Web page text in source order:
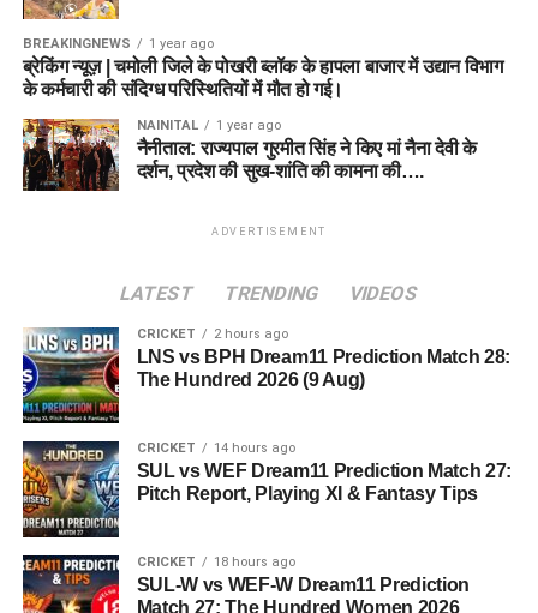
BREAKINGNEWS 1 year ago
ब्रेकिंग न्यूज़ | चमोली जिले के पोखरी ब्लॉक के हापला बाजार में उद्यान विभाग
के कर्मचारी की संदिग्ध परिस्थितियों में मौत हो गई।
NAINITAL 1 year ago
नैनीताल: राज्यपाल गुरमीत सिंह ने किए मां नैना देवी के
दर्शन, प्रदेश की सुख-शांति की कामना की….
ADVERTISEMENT
LATEST TRENDING VIDEOS
CRICKET 2 hours ago
LNS vs BPH Dream11 Prediction Match 28:
The Hundred 2026 (9 Aug)
CRICKET 14 hours ago
SUL vs WEF Dream11 Prediction Match 27:
Pitch Report, Playing XI & Fantasy Tips
CRICKET 18 hours ago
SUL-W vs WEF-W Dream11 Prediction
Match 27: The Hundred Women 2026